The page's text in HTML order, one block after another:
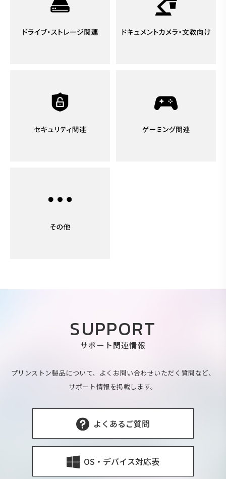
SUPPORT
サポート関連情報
プリンストン製品について、よくお問い合わせいただく質問など、
サポート情報を掲載します。
よくあるご質問
OS・デバイス対応表